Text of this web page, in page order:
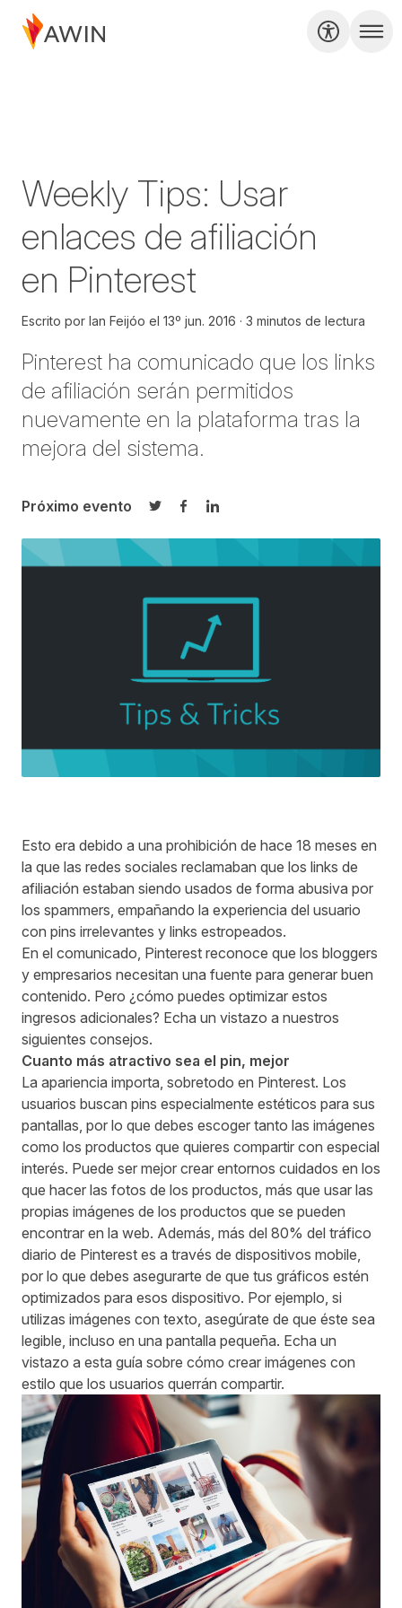
Weekly Tips: Usar
enlaces de afiliación
en Pinterest
Escrito por Ian Feijóo el 13º jun. 2016 3 minutos de lectura
Pinterest ha comunicado que los links
de afiliación serán permitidos
nuevamente en la plataforma tras la
mejora del sistema.
Próximo evento
Compartir en Twitter
Compartir en Facebook
Compartir en LinkedIn
Esto era debido a una prohibición de hace 18 meses en
la que las redes sociales reclamaban que los links de
afiliación estaban siendo usados de forma abusiva por
los spammers, empañando la experiencia del usuario
con pins irrelevantes y links estropeados.
En el comunicado, Pinterest reconoce que los bloggers
y empresarios necesitan una fuente para generar buen
contenido. Pero ¿cómo puedes optimizar estos
ingresos adicionales? Echa un vistazo a nuestros
siguientes consejos.
Cuanto más atractivo sea el pin, mejor
La apariencia importa, sobretodo en Pinterest. Los
usuarios buscan pins especialmente estéticos para sus
pantallas, por lo que debes escoger tanto las imágenes
como los productos que quieres compartir con especial
interés. Puede ser mejor crear entornos cuidados en los
que hacer las fotos de los productos, más que usar las
propias imágenes de los productos que se pueden
encontrar en la web. Además, más del 80% del tráfico
diario de Pinterest es a través de dispositivos mobile,
por lo que debes asegurarte de que tus gráficos estén
optimizados para esos dispositivo. Por ejemplo, si
utilizas imágenes con texto, asegúrate de que éste sea
legible, incluso en una pantalla pequeña. Echa un
vistazo a esta guía sobre cómo crear imágenes con
estilo que los usuarios querrán compartir.